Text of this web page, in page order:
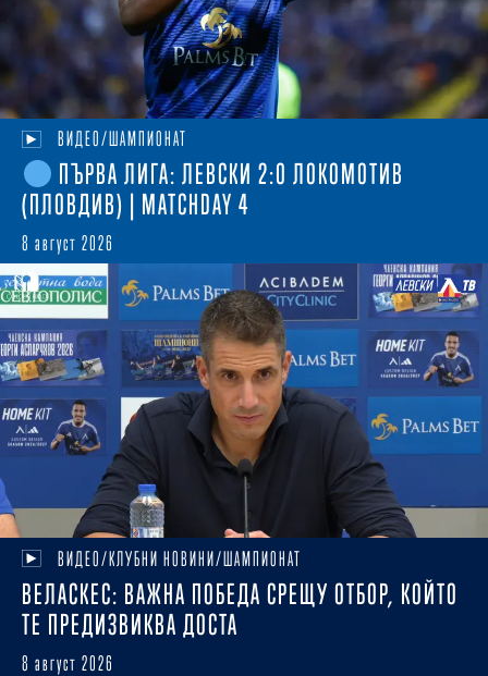
ВИДЕО/ШАМПИОНАТ
ПЪРВА ЛИГА: ЛЕВСКИ 2:0 ЛОКОМОТИВ
(ПЛОВДИВ) | MATCHDAY 4
8 август 2026
ВИДЕО/КЛУБНИ НОВИНИ/ШАМПИОНАТ
ВЕЛАСКЕС: ВАЖНА ПОБЕДА СРЕЩУ ОТБОР, КОЙТО
ТЕ ПРЕДИЗВИКВА ДОСТА
8 август 2026